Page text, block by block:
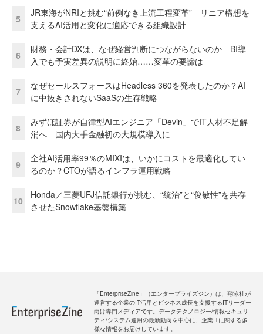
5
JR東海がNRIと挑む“前例なき上流工程変革” リニア構想を
支えるAI活用と変化に適応できる組織設計
6
財務・会計DXは、なぜ経営判断につながらないのか BI導
入でも予実差異の説明に終始……変革の要諦は
7
なぜセールスフォースはHeadless 360を発表したのか？AI
に中抜きされないSaaSの生存戦略
8
みずほ証券が自律型AIエンジニア「Devin」でIT人材不足解
消へ 国内大手金融初の大規模導入に
9
全社AI活用率99％のMIXIは、いかにコストを最適化してい
るのか？CTOが語るインフラ運用戦略
10
Honda／三菱UFJ信託銀行が挑む、“統治”と“俊敏性”を共存
させたSnowflake基盤構築
「EnterpriseZine」（エンタープライズジン）は、翔泳社が
運営する企業のIT活用とビジネス成長を支援するITリーダー
向け専門メディアです。データテクノロジー/情報セキュリ
ティ/システム運用の最新動向を中心に、企業ITに関する多
様な情報をお届けしています。